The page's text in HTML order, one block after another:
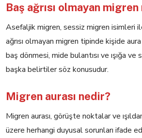
Baş ağrısı olmayan
Asefaljik migren, sessiz migren isimleri
ağrısı olmayan migren tipinde kişide
baş dönmesi, mide bulantısı ve ışığa ve
başka belirtiler söz konusudur.
Migren aurası nedir?
Migren aurası, görüşte noktalar ve
üzere herhangi duyusal sorunları ifade